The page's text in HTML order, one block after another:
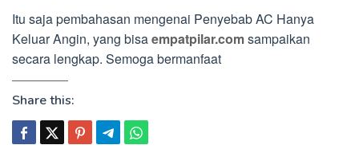
Itu saja pembahasan mengenai Penyebab AC Hanya
Keluar Angin, yang bisaempatpilar.comsampaikan
secara lengkap. Semoga bermanfaat
Share this: